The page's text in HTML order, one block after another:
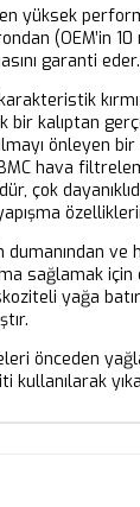
yüksek
(OEM’in
garanti eder.
bir kalıptan
önleyen
hava
çok
ve
sağlamak için
yağa
önceden
kullanılarak